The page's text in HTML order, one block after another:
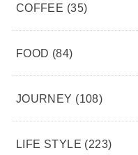
COFFEE (35)
FOOD (84)
JOURNEY (108)
LIFE STYLE (223)